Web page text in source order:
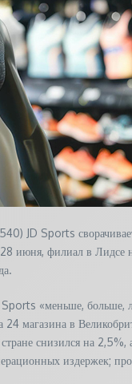
JD Sports
июня, филиал в
«меньше,
магазина в
снизился на
издержек;